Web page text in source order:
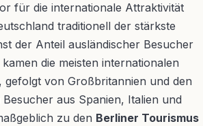
für die internationale Attraktivität
traditionell der stärkste
der Anteil ausländischer Besucher
die meisten internationalen
gefolgt von Großbritannien und den
aus Spanien, Italien und
zu den Berliner Tourismus